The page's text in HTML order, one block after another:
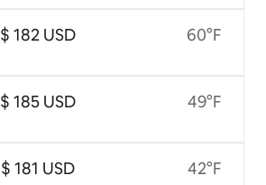
$ 182 USD
$ 185 USD
$ 181 USD
60°F
49°F
42°F